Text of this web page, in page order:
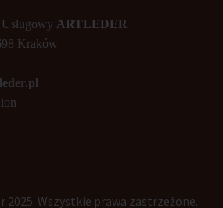
ARTLEDER
Kraków
Wszystkie prawa zastrzeżone.